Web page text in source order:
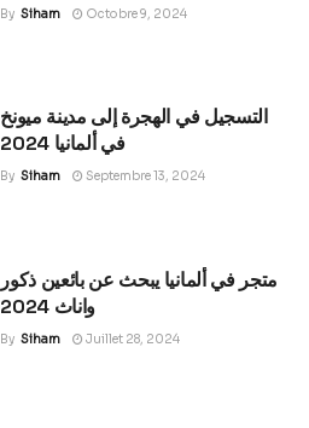
By Siham Octobre 9, 2024
التسجيل في الهجرة إلى مدينة ميونخ
في ألمانيا 2024
By Siham Septembre 13, 2024
متجر في ألمانيا يبحث عن بائعين ذكور
واناث 2024
By Siham Juillet 28, 2024